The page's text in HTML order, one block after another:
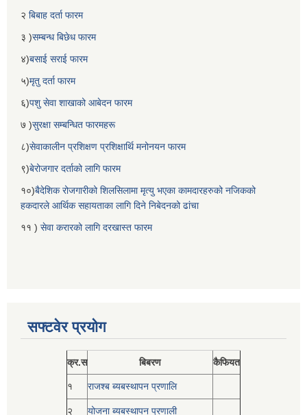
२ बिबाह दर्ता फारम
३ )सम्बन्ध बिछेध फारम
४)बसाई सराई फारम
५)मृतु दर्ता फारम
६)पशु सेवा शाखाको आबेदन फारम
७ )सुरक्षा सम्बन्धित फारमहरू
८)सेवाकालीन प्रशिक्षण प्रशिक्षार्थि मनोनयन फारम
९)बेरोजगार दर्ताको लागि फारम
१०)बैदेशिक रोजगारीको शिलसिलामा मृत्यु भएका कामदारहरुको नजिकको
हकदारले आर्थिक सहायताका लागि दिने निबेदनको ढांचा
११ ) सेवा करारको लागि दरखास्त फारम
सफ्टवेर प्रयोग
क्र.स बिबरण कैफियत
१ राजश्ब ब्यबस्थापन प्रणालि
२ योजना ब्यबस्थापन प्रणाली